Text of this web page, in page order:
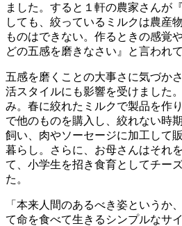
ました。すると１軒の農家さんが
しても、絞っているミルクは農産
ものはできない。作るときの感覚
どの五感を磨きなさい』と言われ
五感を磨くことの大事さに気づか
活スタイルにも影響を受けました
み。春に絞れたミルクで製品を作
で他のものを購入し、絞れない時
飼い、肉やソーセージに加工して
暮らし。さらに、お母さんはそれ
て、小学生を招き食育としてチー
た。
「本来人間のあるべき姿というか
て命を食べて生きるシンプルなサ